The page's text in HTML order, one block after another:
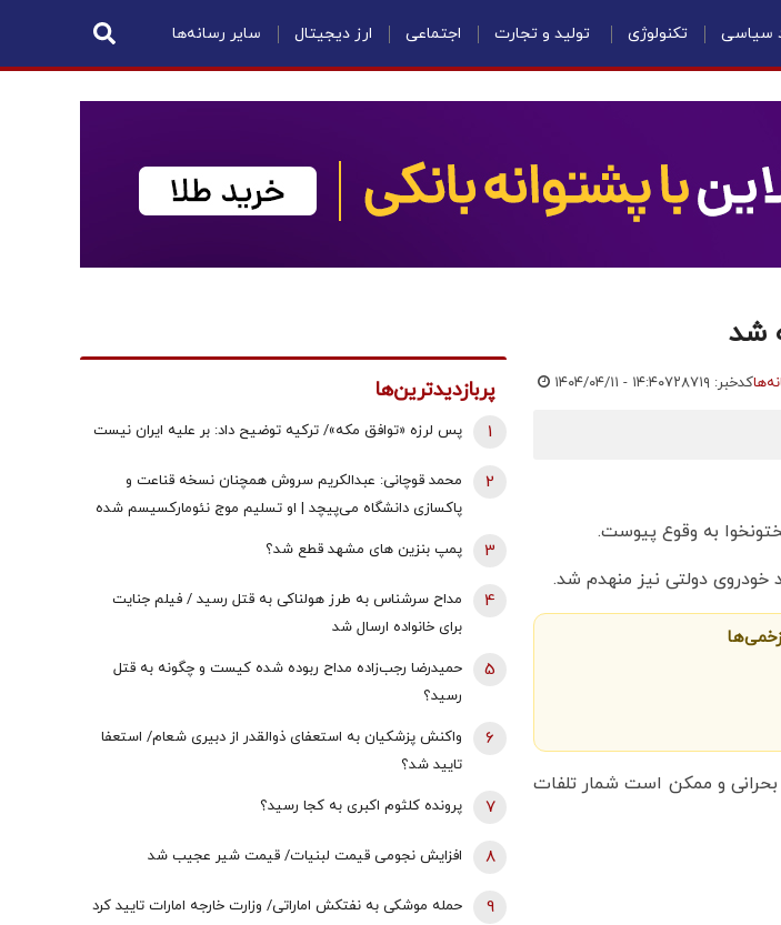
سیاسی تکنولوژی تولید و تجارت اجتماعی ارز دیجیتال سایر رسانه‌ها
شد
کدخبر: ۷۲۸۷۱۹ ۱۴۰۴/۰۴/۱۱ - ۱۴:۴۰
به وقوع پیوست.
خودروی دولتی نیز منهدم شد.
برخی از آنان بحرانی و ممکن است شمار تلفات
پربازدیدترین‌ها
پس لرزه «توافق مکه»/ ترکیه توضیح داد: بر علیه ایران نیست 1
محمد قوچانی: عبدالکریم سروش همچنان نسخه قناعت و
پاکسازی دانشگاه می‌پیچد | او تسلیم موج نئومارکسیسم شده
رقابتی را با برچسب کاپیتالیسم توضیح می‌دهد
2
پمپ بنزین های مشهد قطع شد؟ 3
مداح سرشناس به طرز هولناکی به قتل رسید / فیلم جنایت
برای خانواده ارسال شد
4
حمیدرضا رجب‌زاده مداح ربوده شده کیست و چگونه به قتل
رسید؟
5
واکنش پزشکیان به استعفای ذوالقدر از دبیری شعام/ استعفا
تایید شد؟
6
پرونده کلثوم اکبری به کجا رسید؟ 7
افزایش نجومی قیمت لبنیات/ قیمت شیر عجیب شد 8
حمله موشکی به نفتکش اماراتی/ وزارت خارجه امارات تایید کرد 9